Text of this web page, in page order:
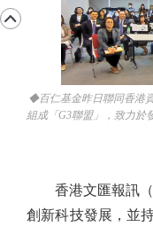
◆百仁基金昨日聯同香港
組成「G3聯盟」，致力於
香港文匯報訊（
創新科技發展，並